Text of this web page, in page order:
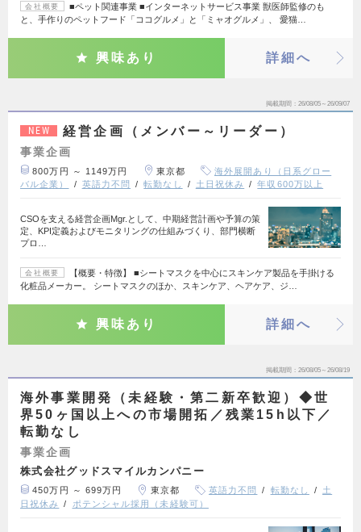
会社概要
■ペット関連事業 ■インターネットサービス事業 獣医師監修のも
と、手作りのペットフード「ココグルメ」と「ミャオグルメ」、 愛猫…
興味あり 詳細へ
掲載期間 26/08/05～26/09/07
NEW 経営企画（メンバー～リーダー）
事業企画
800万円 ～ 1149万円 東京都
海外展開あり（日系グロー
バル企業）
英語力不問 転勤なし 土日祝休み 年収600万以上
CSOを支える経営企画Mgr.として、中期経営計画や予算の策
定、KPI定義およびモニタリングの仕組みづくり、部門横断
プロ…
会社概要
【概要・特徴】 ■シートマスクを中心にスキンケア製品を手掛ける
化粧品メーカー。 シートマスクのほか、スキンケア、ヘアケア、ジ…
興味あり 詳細へ
掲載期間 26/08/05～26/08/19
海外事業開発（未経験・第二新卒歓迎）◆世
界50ヶ国以上への市場開拓／残業15h以下／
転勤なし
事業企画
株式会社グッドスマイルカンパニー
450万円 ～ 699万円 東京都 英語力不問 転勤なし
土
日祝休み
ポテンシャル採用（未経験可）